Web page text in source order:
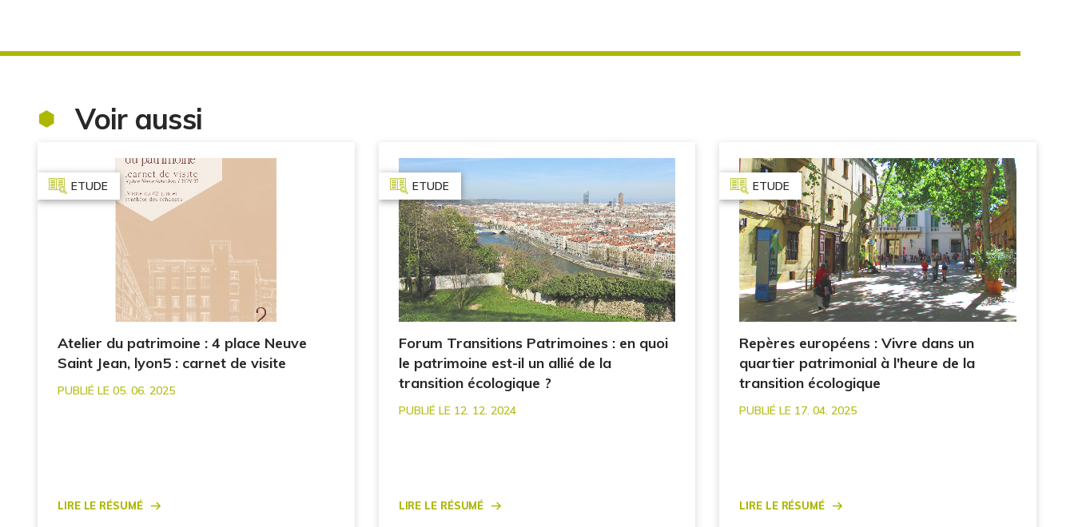
Voir aussi
ETUDE
Atelier du patrimoine : 4 place Neuve
Saint Jean, lyon5 : carnet de visite
PUBLIÉ LE 05. 06. 2025
Lire le résumé
ETUDE
Forum Transitions Patrimoines : en quoi
le patrimoine est-il un allié de la
transition écologique ?
PUBLIÉ LE 12. 12. 2024
Lire le résumé
ETUDE
Repères européens : Vivre dans un
quartier patrimonial à l'heure de la
transition écologique
PUBLIÉ LE 17. 04. 2025
Lire le résumé